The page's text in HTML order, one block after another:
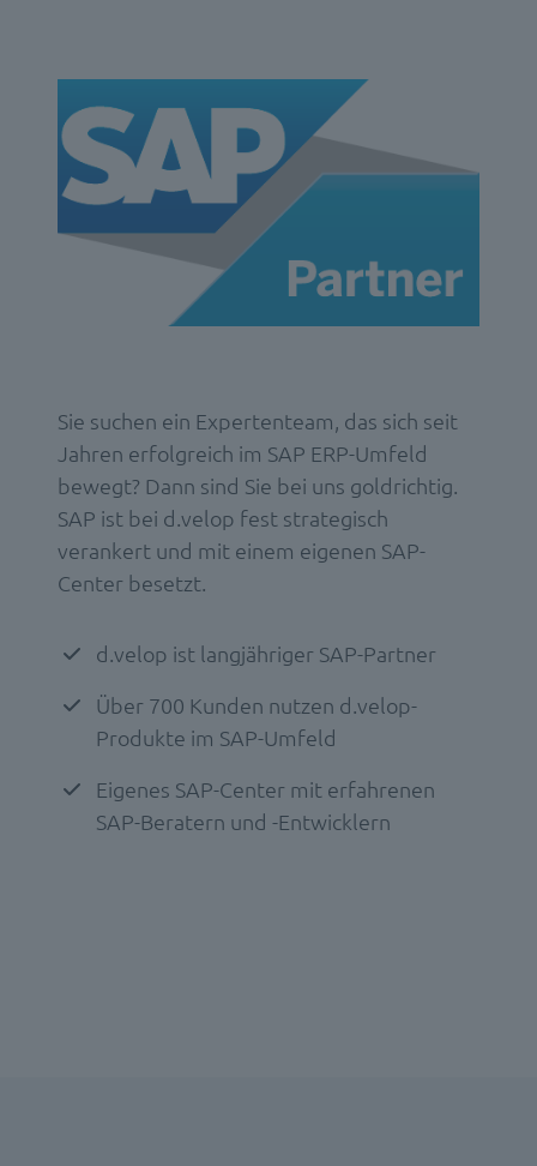
Sie suchen ein Expertenteam, das sich seit
Jahren erfolgreich im SAP ERP-Umfeld
bewegt? Dann sind Sie bei uns goldrichtig.
SAP ist bei d.velop fest strategisch
verankert und mit einem eigenen SAP-
Center besetzt.
d.velop ist langjähriger SAP-Partner
Über 700 Kunden nutzen d.velop-
Produkte im SAP-Umfeld
Eigenes SAP-Center mit erfahrenen
SAP-Beratern und -Entwicklern